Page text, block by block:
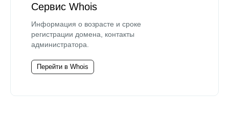
Сервис Whois
Информация о возрасте и сроке
регистрации домена, контакты
администратора.
Перейти в Whois